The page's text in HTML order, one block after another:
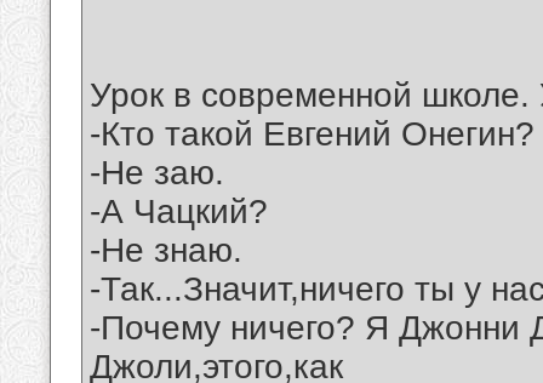
Урок в современной
-Кто такой Евгений Онегин?
-Не заю.
-А Чацкий?
-Не знаю.
-Так...Значит,ничего ты у
-Почему ничего? Я Джонни
Джоли,этого,как